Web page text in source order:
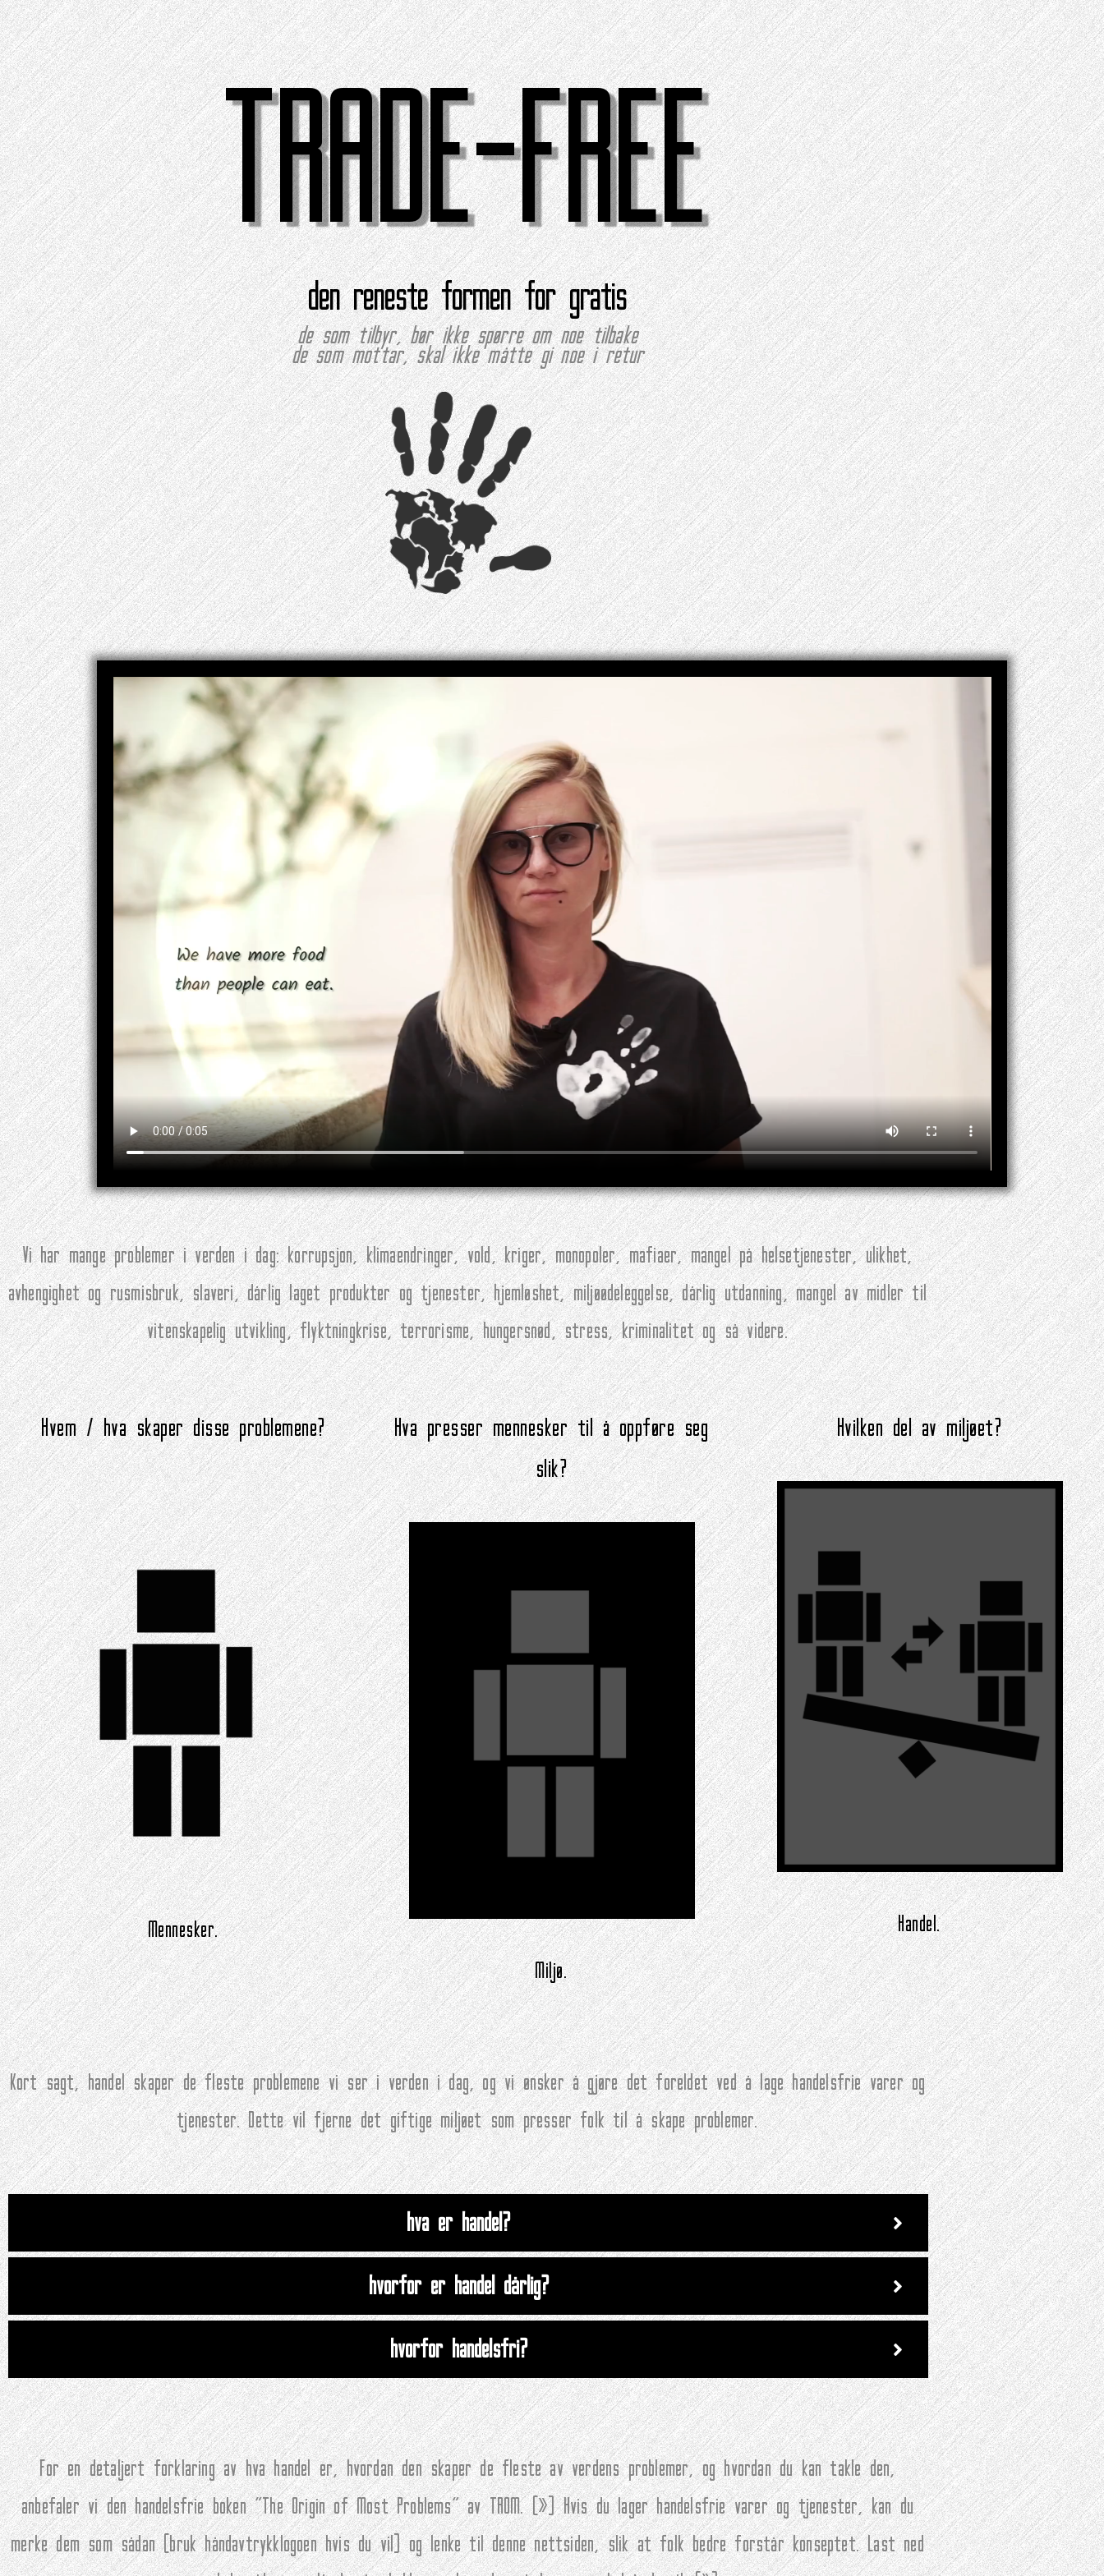
TRADE-FREE
den reneste formen for gratis
de som tilbyr, bør ikke spørre om noe tilbake
de som mottar, skal ikke måtte gi noe i retur
Vi har mange problemer i verden i dag: korrupsjon, klimaendringer, vold, kriger, monopoler, mafiaer, mangel på helsetjenester, ulikhet,
avhengighet og rusmisbruk, slaveri, dårlig laget produkter og tjenester, hjemløshet, miljøødeleggelse, dårlig utdanning, mangel av midler til
vitenskapelig utvikling, flyktningkrise, terrorisme, hungersnød, stress, kriminalitet og så videre.
Hvem / hva skaper disse problemene?
Mennesker.
Hva presser mennesker til å oppføre seg
slik?
Miljø.
Hvilken del av miljøet?
Handel.
Kort sagt, handel skaper de fleste problemene vi ser i verden i dag, og vi ønsker å gjøre det foreldet ved å lage handelsfrie varer og
tjenester. Dette vil fjerne det giftige miljøet som presser folk til å skape problemer.
hva er handel?
hvorfor er handel dårlig?
hvorfor handelsfri?
For en detaljert forklaring av hva handel er, hvordan den skaper de fleste av verdens problemer, og hvordan du kan takle den,
anbefaler vi den handelsfrie boken "The Origin of Most Problems" av TROM. (») Hvis du lager handelsfrie varer og tjenester, kan du
merke dem som sådan (bruk håndavtrykklogoen hvis du vil) og lenke til denne nettsiden, slik at folk bedre forstår konseptet. Last ned